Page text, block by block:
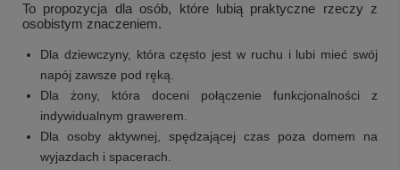
To propozycja dla osób, które lubią praktyczne rzeczy z
osobistym znaczeniem.
Dla dziewczyny, która często jest w ruchu i lubi mieć swój
napój zawsze pod ręką.
Dla żony, która doceni połączenie funkcjonalności z
indywidualnym grawerem.
Dla osoby aktywnej, spędzającej czas poza domem na
wyjazdach i spacerach.